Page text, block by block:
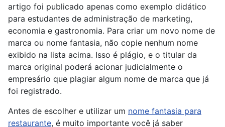
artigo foi publicado apenas como exemplo didático
para estudantes de administração de marketing,
economia e gastronomia. Para criar um novo nome de
marca ou nome fantasia, não copie nenhum nome
exibido na lista acima. Isso é plágio, e o titular da
marca original poderá acionar judicialmente o
empresário que plagiar algum nome de marca que já
foi registrado.
Antes de escolher e utilizar um nome fantasia para
restaurante, é muito importante você já saber